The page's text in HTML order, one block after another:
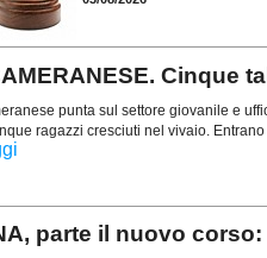
Cinque
punta sul settore giovanile e
ragazzi cresciuti nel vivaio.
parte il nuovo